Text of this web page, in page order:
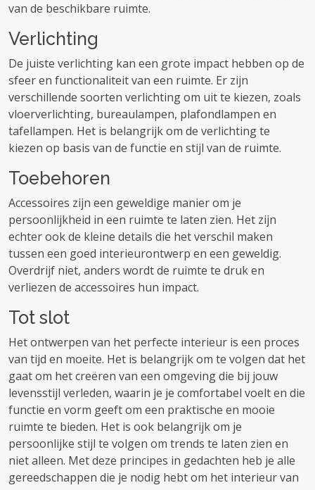
van de beschikbare ruimte.
Verlichting
De juiste verlichting kan een grote impact hebben op de
sfeer en functionaliteit van een ruimte. Er zijn
verschillende soorten verlichting om uit te kiezen, zoals
vloerverlichting, bureaulampen, plafondlampen en
tafellampen. Het is belangrijk om de verlichting te
kiezen op basis van de functie en stijl van de ruimte.
Toebehoren
Accessoires zijn een geweldige manier om je
persoonlijkheid in een ruimte te laten zien. Het zijn
echter ook de kleine details die het verschil maken
tussen een goed interieurontwerp en een geweldig.
Overdrijf niet, anders wordt de ruimte te druk en
verliezen de accessoires hun impact.
Tot slot
Het ontwerpen van het perfecte interieur is een proces
van tijd en moeite. Het is belangrijk om te volgen dat het
gaat om het creëren van een omgeving die bij jouw
levensstijl verleden, waarin je je comfortabel voelt en die
functie en vorm geeft om een ​​praktische en mooie
ruimte te bieden. Het is ook belangrijk om je
persoonlijke stijl te volgen om trends te laten zien en
niet alleen. Met deze principes in gedachten heb je alle
gereedschappen die je nodig hebt om het interieur van